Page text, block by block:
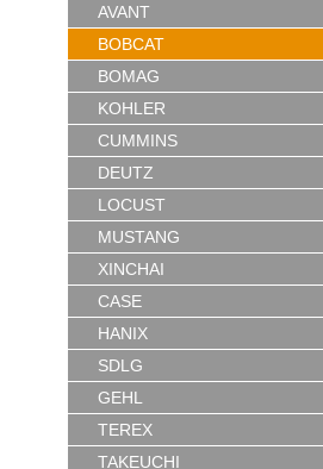
AVANT
BOBCAT
BOMAG
KOHLER
CUMMINS
DEUTZ
LOCUST
MUSTANG
XINCHAI
CASE
HANIX
SDLG
GEHL
TEREX
TAKEUCHI